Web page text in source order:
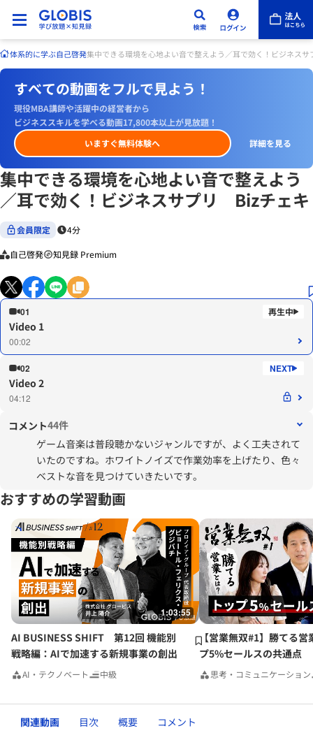
体系的に学ぶ自己啓発集中できる環境を心地よい音で整えよう／耳で効く！ビジネス
すべての動画をフルで見よう！
現役MBA講師や活躍中の経営者から
ビジネススキルを学べる動画17,800本以上が見放題！
いますぐ無料体験へ
詳細を見る
集中できる環境を心地よい音で整えよう
／耳で効く！ビジネスサプリ Bizチェキ
会員限定 4分
自己啓発 知見録 Premium
01
Video 1
00:02
02
Video 2
04:12
コメント44件
ゲーム音楽は普段聴かないジャンルですが、よく工夫されて
いたのですね。ホワイトノイズで作業効率を上げたり、色々
ベストな音を見つけていきたいです。
おすすめの学習動画
1:03:55
AI BUSINESS SHIFT 第12回 機能別
戦略編：AIで加速する新規事業の創出
AI・テクノベート 中級
【営業無双#1】勝てる営
プ5%セールスの共通点
思考・コミュニケーション
関連動画 目次 概要 コメント